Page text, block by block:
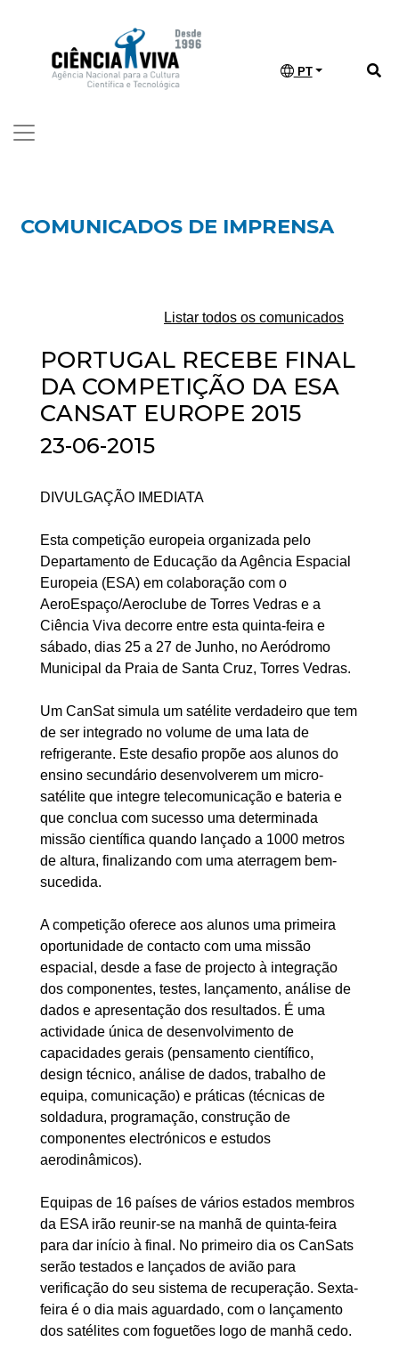
PT
COMUNICADOS DE IMPRENSA
Listar todos os comunicados
PORTUGAL RECEBE FINAL
DA COMPETIÇÃO DA ESA
CANSAT EUROPE 2015
23-06-2015
DIVULGAÇÃO IMEDIATA
Esta competição europeia organizada pelo
Departamento de Educação da Agência Espacial
Europeia (ESA) em colaboração com o
AeroEspaço/Aeroclube de Torres Vedras e a
Ciência Viva decorre entre esta quinta-feira e
sábado, dias 25 a 27 de Junho, no Aeródromo
Municipal da Praia de Santa Cruz, Torres Vedras.
Um CanSat simula um satélite verdadeiro que tem
de ser integrado no volume de uma lata de
refrigerante. Este desafio propõe aos alunos do
ensino secundário desenvolverem um micro-
satélite que integre telecomunicação e bateria e
que conclua com sucesso uma determinada
missão científica quando lançado a 1000 metros
de altura, finalizando com uma aterragem bem-
sucedida.
A competição oferece aos alunos uma primeira
oportunidade de contacto com uma missão
espacial, desde a fase de projecto à integração
dos componentes, testes, lançamento, análise de
dados e apresentação dos resultados. É uma
actividade única de desenvolvimento de
capacidades gerais (pensamento científico,
design técnico, análise de dados, trabalho de
equipa, comunicação) e práticas (técnicas de
soldadura, programação, construção de
componentes electrónicos e estudos
aerodinâmicos).
Equipas de 16 países de vários estados membros
da ESA irão reunir-se na manhã de quinta-feira
para dar início à final. No primeiro dia os CanSats
serão testados e lançados de avião para
verificação do seu sistema de recuperação. Sexta-
feira é o dia mais aguardado, com o lançamento
dos satélites com foguetões logo de manhã cedo.